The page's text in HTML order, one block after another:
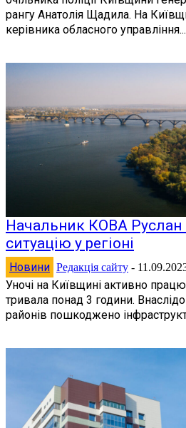
рангу Анатолія Щадила. На Київщині призначили нового
керівника обласного управління...
Начальник КОВА Руслан
ситуацію у регіоні
Новини Редакція сайту -
Уночі на Київщині активно
тривала понад 3 години. Внаслідок атаки в одному з
районів пошкоджено